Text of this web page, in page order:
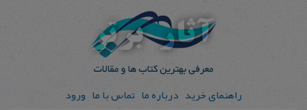
راهنمای خرید درباره ما تماس با ما ورود